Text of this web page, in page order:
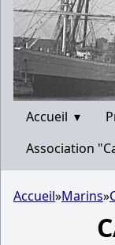
Accueil ▾
Association
Accueil»Marins»